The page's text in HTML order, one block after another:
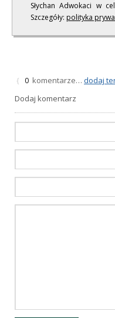
Słychan Adwokaci w
Szczegóły: polityka
{ 0 komentarze… dodaj
Dodaj komentarz